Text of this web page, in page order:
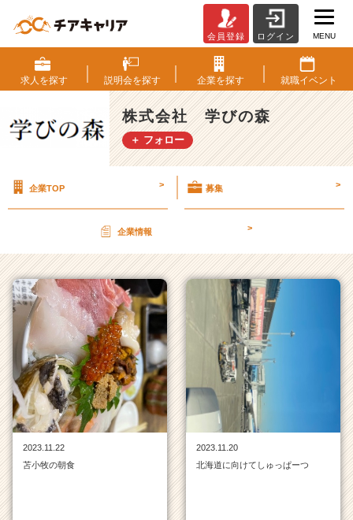
式
会
社
学
び
の
イ
ム
イ
ン
一
覧
|
ベ
ン
チ
ャ
ー・
成
会員登録 ログイン MENU
求人を探す 説明会を探す 企業を探す 就職イベント
株式会社 学びの森
＋ フォロー
企業TOP > 募集 >
企業情報 >
2023.11.22
苫小牧の朝食
2023.11.20
北海道に向けてしゅっぱーつ